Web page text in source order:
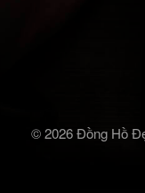
© 2026 Đồng Hồ